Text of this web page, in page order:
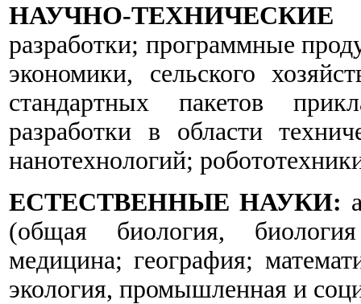
НАУЧНО-
разработки; программные
экономики, сельского
стандартных пакетов
разработки в области
нанотехнологий;
ЕСТЕСТВЕННЫЕ НАУКИ:
(общая биология,
медицина; география;
экология, промышленная и